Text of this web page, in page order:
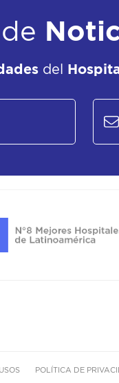
del
POLÍTICA DE